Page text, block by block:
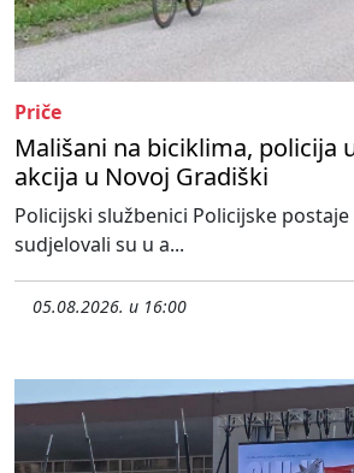
Priče
Mališani na biciklima, policija
akcija u Novoj Gradiški
Policijski službenici Policijske
sudjelovali su u a...
05.08.2026. u 16:00